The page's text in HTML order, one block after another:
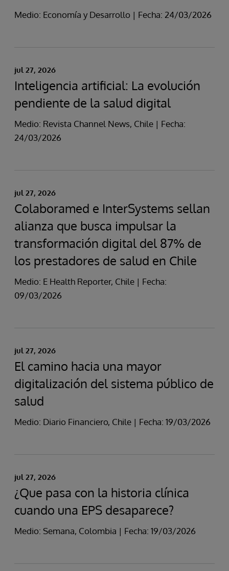
Medio: Economía y Desarrollo | Fecha: 24/03/2026
jul 27, 2026
Inteligencia artificial: La evolución
pendiente de la salud digital
Medio: Revista Channel News, Chile | Fecha:
24/03/2026
jul 27, 2026
Colaboramed e InterSystems sellan
alianza que busca impulsar la
transformación digital del 87% de
los prestadores de salud en Chile
Medio: E Health Reporter, Chile | Fecha:
09/03/2026
jul 27, 2026
El camino hacia una mayor
digitalización del sistema público de
salud
Medio: Diario Financiero, Chile | Fecha: 19/03/2026
jul 27, 2026
¿Que pasa con la historia clínica
cuando una EPS desaparece?
Medio: Semana, Colombia | Fecha: 19/03/2026